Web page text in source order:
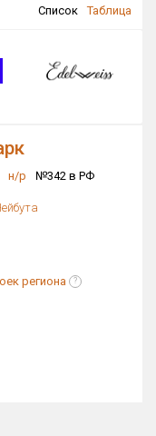
₽/м²
Список
Таблица
н/р №342 в РФ
региона ?